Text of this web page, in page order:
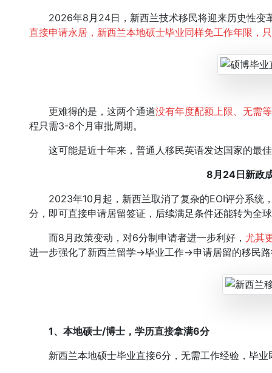
2026年8月24日，新西兰技术移民将迎来历史性变
直接申请永居，新西兰本地硕士毕业同样免工作年限，
更难得的是，这两个通道没有年度配额上限、无需
程只需3-8个月审批周期。
这可能是近十年来，普通人移民英语发达国家的最
8月24日新政
2023年10月起，新西兰取消了复杂的EOI评分系统
分，即可直接申请居留签证，后续满足条件还能转为全
而8月政策变动，对6分制申请者进一步利好， 尤其
进一步强化了新西兰留学→毕业工作→申请居留的移民
1、 本地硕士/博士，学历直接拿满6分
新西兰本地硕士毕业直接6分，无需工作经验，毕业